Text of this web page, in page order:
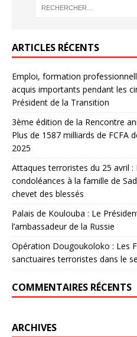
ARTICLES RÉCENTS
Emploi, formation
acquis importants pendant les
Président de la Transition
3ème édition de la Rencontre
Plus de 1587 milliards de FCFA
2025
Attaques terroristes du 25 avril :
condoléances à la famille de
chevet des blessés
Palais de Koulouba : Le
l’ambassadeur de la Russie
Opération Dougoukoloko : Les
sanctuaires terroristes dans le
COMMENTAIRES RÉCENTS
ARCHIVES